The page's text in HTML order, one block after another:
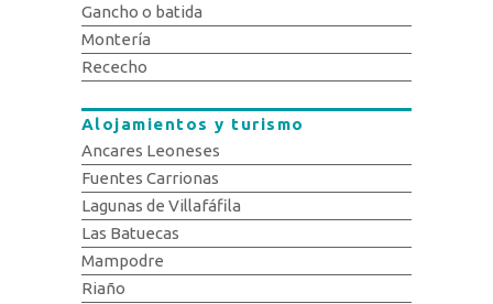
Gancho o batida
Montería
Rececho
Alojamientos y turismo
Ancares Leoneses
Fuentes Carrionas
Lagunas de Villafáfila
Las Batuecas
Mampodre
Riaño